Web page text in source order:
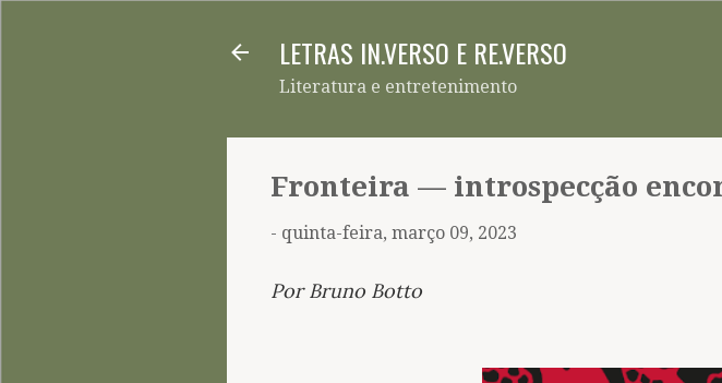
LETRAS IN.VERSO E RE.VERSO
Literatura e entretenimento
Fronteira — introspecção
- quinta-feira, março 09, 2023
Por Bruno Botto